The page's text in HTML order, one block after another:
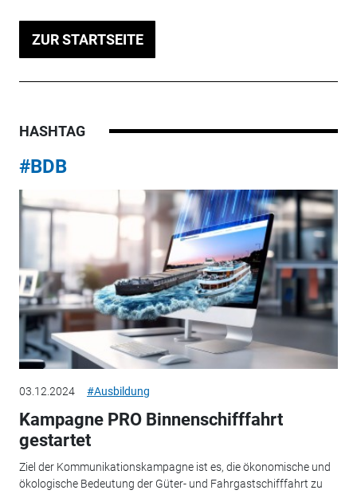
ZUR STARTSEITE
HASHTAG
#BDB
03.12.2024 #Ausbildung
Kampagne PRO Binnenschifffahrt
gestartet
Ziel der Kommunikationskampagne ist es, die ökonomische und
ökologische Bedeutung der Güter- und Fahrgastschifffahrt zu